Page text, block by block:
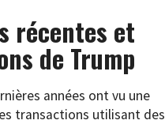
récentes et
de Trump
années ont vu une
transactions utilisant des